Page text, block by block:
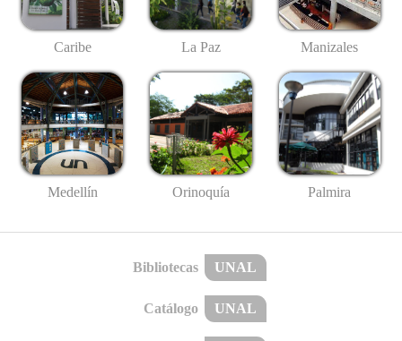
Caribe La Paz Manizales
Medellín Orinoquía Palmira
Bibliotecas UNAL
Catálogo UNAL